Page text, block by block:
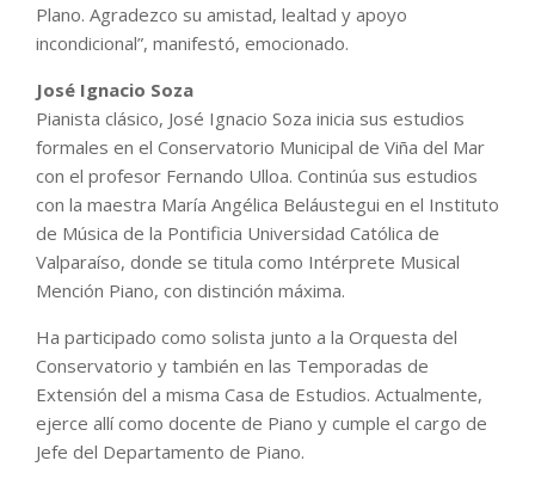
Plano. Agradezco su amistad, lealtad y apoyo
incondicional”, manifestó, emocionado.
José Ignacio Soza
Pianista clásico, José Ignacio Soza inicia sus estudios
formales en el Conservatorio Municipal de Viña del Mar
con el profesor Fernando Ulloa. Continúa sus estudios
con la maestra María Angélica Beláustegui en el Instituto
de Música de la Pontificia Universidad Católica de
Valparaíso, donde se titula como Intérprete Musical
Mención Piano, con distinción máxima.
Ha participado como solista junto a la Orquesta del
Conservatorio y también en las Temporadas de
Extensión del a misma Casa de Estudios. Actualmente,
ejerce allí como docente de Piano y cumple el cargo de
Jefe del Departamento de Piano.